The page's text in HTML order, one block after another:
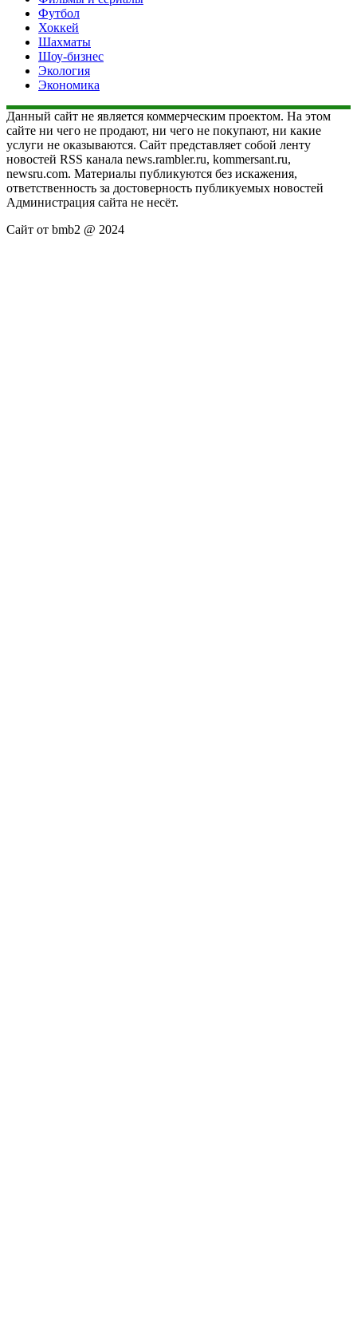
Футбол
Хоккей
Шахматы
Шоу-бизнес
Экология
Экономика
Данный сайт не является коммерческим проектом. На этом
сайте ни чего не продают, ни чего не покупают, ни какие
услуги не оказываются. Сайт представляет собой ленту
новостей RSS канала news.rambler.ru, kommersant.ru,
newsru.com. Материалы публикуются без искажения,
ответственность за достоверность публикуемых новостей
Администрация сайта не несёт.
Сайт от bmb2 @ 2024